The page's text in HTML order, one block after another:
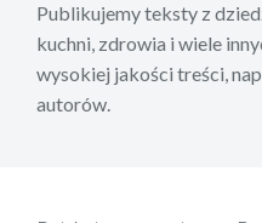
Publikujemy teksty z
kuchni, zdrowia i wiele
wysokiej jakości treści,
autorów.